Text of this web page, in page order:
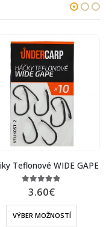
Háčiky Teflonové
4.60
VÝBER MOŽNOSTÍ